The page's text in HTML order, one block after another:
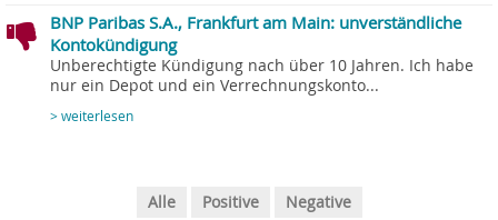
BNP Paribas S.A., Frankfurt am Main: unverständliche
Kontokündigung
Unberechtigte Kündigung nach über 10 Jahren. Ich habe
nur ein Depot und ein Verrechnungskonto...
> weiterlesen
Alle Positive Negative